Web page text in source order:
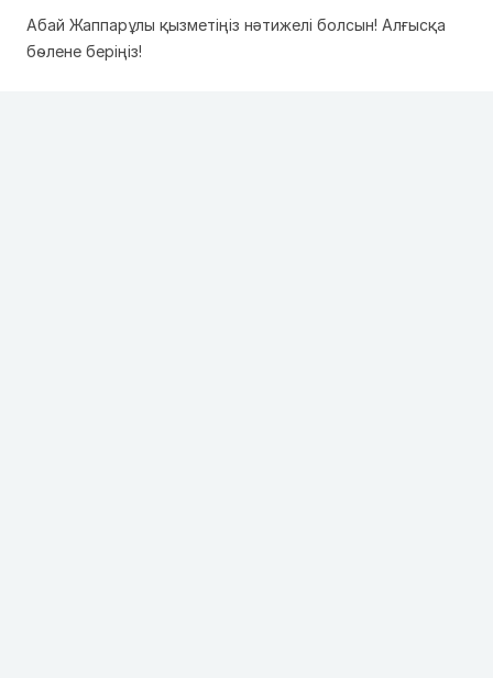
Абай Жаппарұлы қызметіңіз нәтижелі болсын! Алғысқа
бөлене беріңіз!